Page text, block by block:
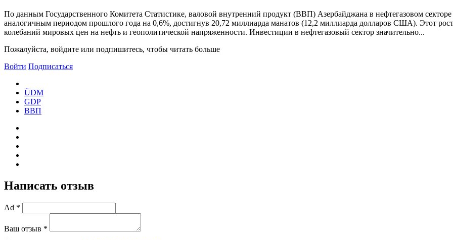
По данным Государственного Комитета Статистике, валовой внутренний продукт (ВВП) Азербайджана в нефтегазовом
аналогичным периодом прошлого года на 0,6%, достигнув 20,72 миллиарда манатов (12,2 миллиарда долларов США). Этот рост
колебаний мировых цен на нефть и геополитической напряженности. Инвестиции в нефтегазовый сектор значительно...
Пожалуйста, войдите или подпишитесь, чтобы читать больше
Войти Подписаться
ÜDM
GDP
ВВП
Написать отзыв
Ad *
Ваш отзыв *